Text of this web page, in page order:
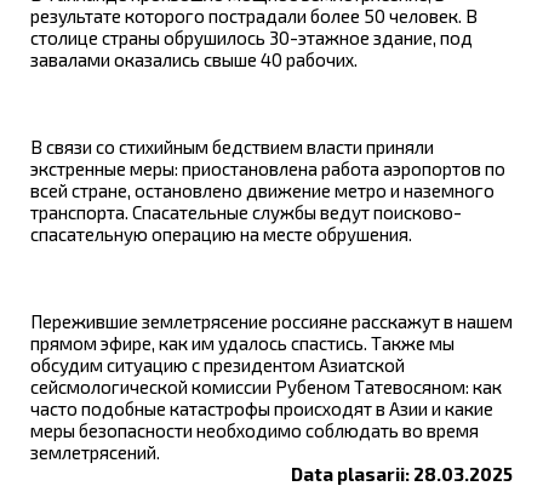
результате которого пострадали более 50 человек. В
столице страны обрушилось 30-этажное здание, под
завалами оказались свыше 40 рабочих.
В связи со стихийным бедствием власти приняли
экстренные меры: приостановлена работа аэропортов по
всей стране, остановлено движение метро и наземного
транспорта. Спасательные службы ведут поисково-
спасательную операцию на месте обрушения.
Пережившие землетрясение россияне расскажут в нашем
прямом эфире, как им удалось спастись. Также мы
обсудим ситуацию с президентом Азиатской
сейсмологической комиссии Рубеном Татевосяном: как
часто подобные катастрофы происходят в Азии и какие
меры безопасности необходимо соблюдать во время
землетрясений.
Data plasarii: 28.03.2025